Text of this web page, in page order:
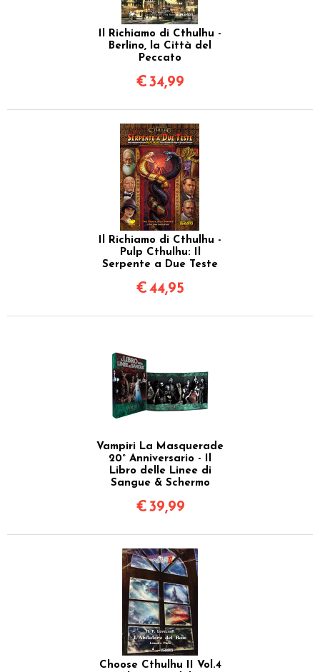
Il Richiamo di Cthulhu -
Berlino, la Città del
Peccato
€34,99
Il Richiamo di Cthulhu -
Pulp Cthulhu: Il
Serpente a Due Teste
€44,95
Vampiri La Masquerade
20° Anniversario - Il
Libro delle Linee di
Sangue & Schermo
€39,99
Choose Cthulhu II Vol.4